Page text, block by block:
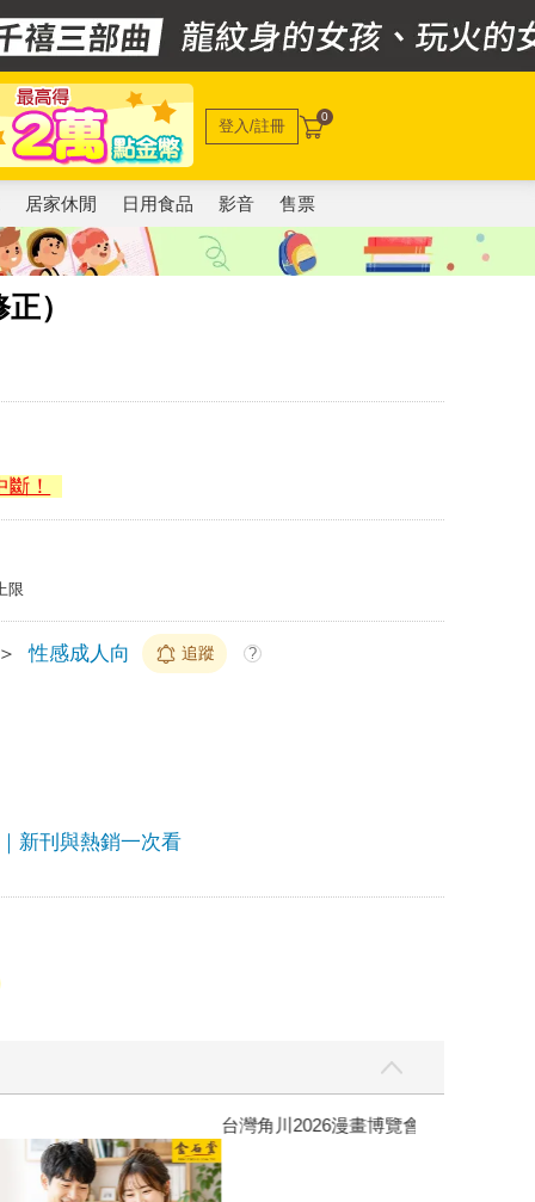
登入/註冊 0
居家休閒 日用食品 影音 售票
）
！
限
＞ 性感成人向 追蹤 ?
新刊與熱銷一次看
攻殼機動隊